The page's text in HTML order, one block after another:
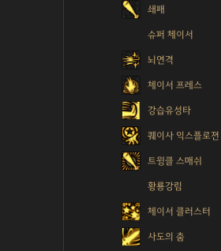
쇄패
슈퍼 체이서
뇌연격
체이서 프레스
강습유성타
퀘이사 익스플로젼
트윙클 스매쉬
황룡강림
체이서 클러스터
사도의 춤